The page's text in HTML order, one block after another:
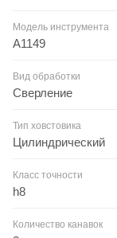
Модель инструмента
A1149
Вид обработки
Сверление
Тип ховстовика
Цилиндрический
Класс точности
h8
Количество канавок